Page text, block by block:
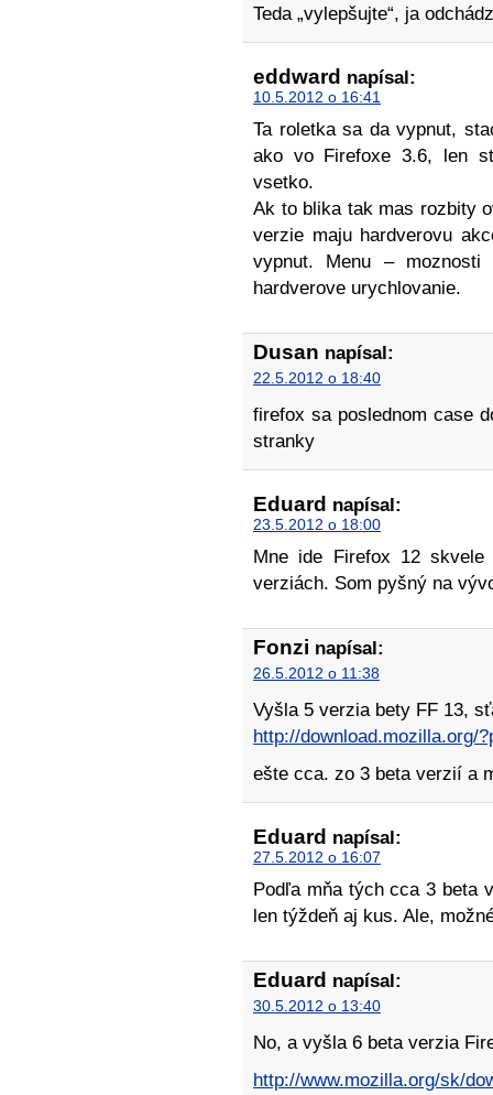
Teda „vylepšujte“, ja
eddward napísal:
10.5.2012 o 16:41
Ta roletka sa da vypnut,
ako vo Firefoxe 3.6, len
vsetko.
Ak to blika tak mas rozbity
verzie maju hardverovu
vypnut. Menu –
hardverove urychlovanie.
Dusan napísal:
22.5.2012 o 18:40
firefox sa poslednom case
stranky
Eduard napísal:
23.5.2012 o 18:00
Mne ide Firefox 12
verziách. Som pyšný na
Fonzi napísal:
26.5.2012 o 11:38
Vyšla 5 verzia bety FF 13,
http://download.mozilla.org/
ešte cca. zo 3 beta verzií a
Eduard napísal:
27.5.2012 o 16:07
Podľa mňa tých cca 3 beta
len týždeň aj kus. Ale,
Eduard napísal:
30.5.2012 o 13:40
No, a vyšla 6 beta verzia
http://www.mozilla.org/sk/